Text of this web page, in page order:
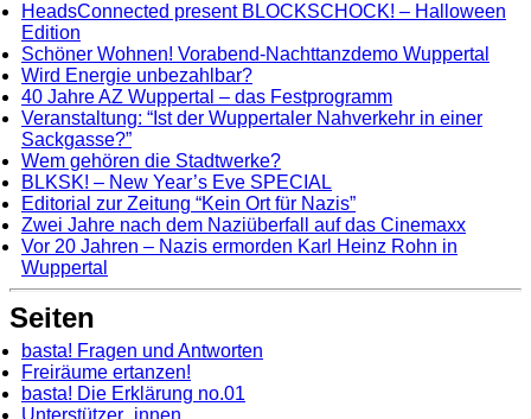
HeadsConnected present BLOCKSCHOCK! – Halloween
Edition
Schöner Wohnen! Vorabend-Nachttanzdemo Wuppertal
Wird Energie unbezahlbar?
40 Jahre AZ Wuppertal – das Festprogramm
Veranstaltung: “Ist der Wuppertaler Nahverkehr in einer
Sackgasse?”
Wem gehören die Stadtwerke?
BLKSK! – New Year’s Eve SPECIAL
Editorial zur Zeitung “Kein Ort für Nazis”
Zwei Jahre nach dem Naziüberfall auf das Cinemaxx
Vor 20 Jahren – Nazis ermorden Karl Heinz Rohn in
Wuppertal
Seiten
basta! Fragen und Antworten
Freiräume ertanzen!
basta! Die Erklärung no.01
Unterstützer_innen